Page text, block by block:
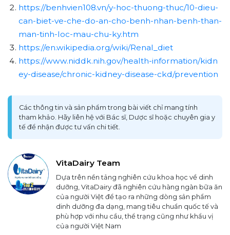
https://benhvien108.vn/y-hoc-thuong-thuc/10-dieu-
can-biet-ve-che-do-an-cho-benh-nhan-benh-than-
man-tinh-loc-mau-chu-ky.htm
https://en.wikipedia.org/wiki/Renal_diet
https://www.niddk.nih.gov/health-information/kidn
ey-disease/chronic-kidney-disease-ckd/prevention
Các thông tin và sản phẩm trong bài viết chỉ mang tính
tham khảo. Hãy liên hệ với Bác sĩ, Dược sĩ hoặc chuyên gia y
tế để nhận được tư vấn chi tiết.
VitaDairy Team
Dựa trên nền tảng nghiên cứu khoa học về dinh
dưỡng, VitaDairy đã nghiên cứu hàng ngàn bữa ăn
của người Việt để tạo ra những dòng sản phẩm
dinh dưỡng đa dạng, mang tiêu chuẩn quốc tế và
phù hợp với nhu cầu, thể trạng cũng như khẩu vị
của người Việt Nam